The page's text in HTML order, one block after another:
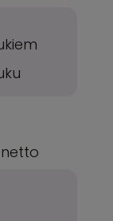
netto